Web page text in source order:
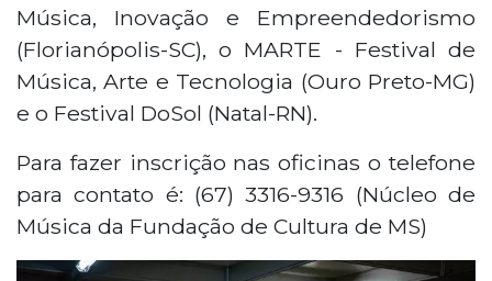
Música, Inovação e Empreendedorismo
(Florianópolis-SC), o MARTE - Festival de
Música, Arte e Tecnologia (Ouro Preto-MG)
e o Festival DoSol (Natal-RN).
Para fazer inscrição nas oficinas o telefone
para contato é: (67) 3316-9316 (Núcleo de
Música da Fundação de Cultura de MS)